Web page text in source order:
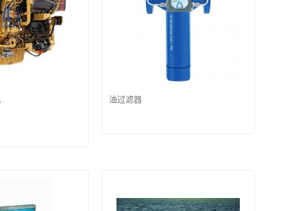
油过滤器